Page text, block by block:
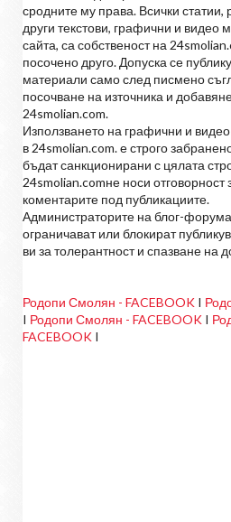
сродните му права. Всички
други текстови, графични и видео
сайта, са собственост на
посочено друго. Допуска се
материали само след писмено
посочване на източника и
24smolian.com.
Използването на графични и
в 24smolian.com. е строго
бъдат санкционирани с цялата
24smolian.comне носи
коментарите под публикациите.
Администраторите на блог-
ограничават или блокират
ви за толерантност и спазване на
Родопи Смолян - FACEBOOK I
I Родопи Смолян - FACEBOOK I
FACEBOOK I